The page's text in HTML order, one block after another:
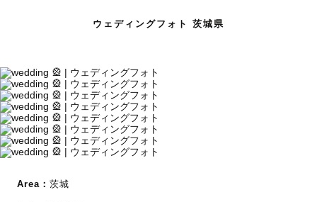
ウェディングフォト 茨城県
Area： 茨城